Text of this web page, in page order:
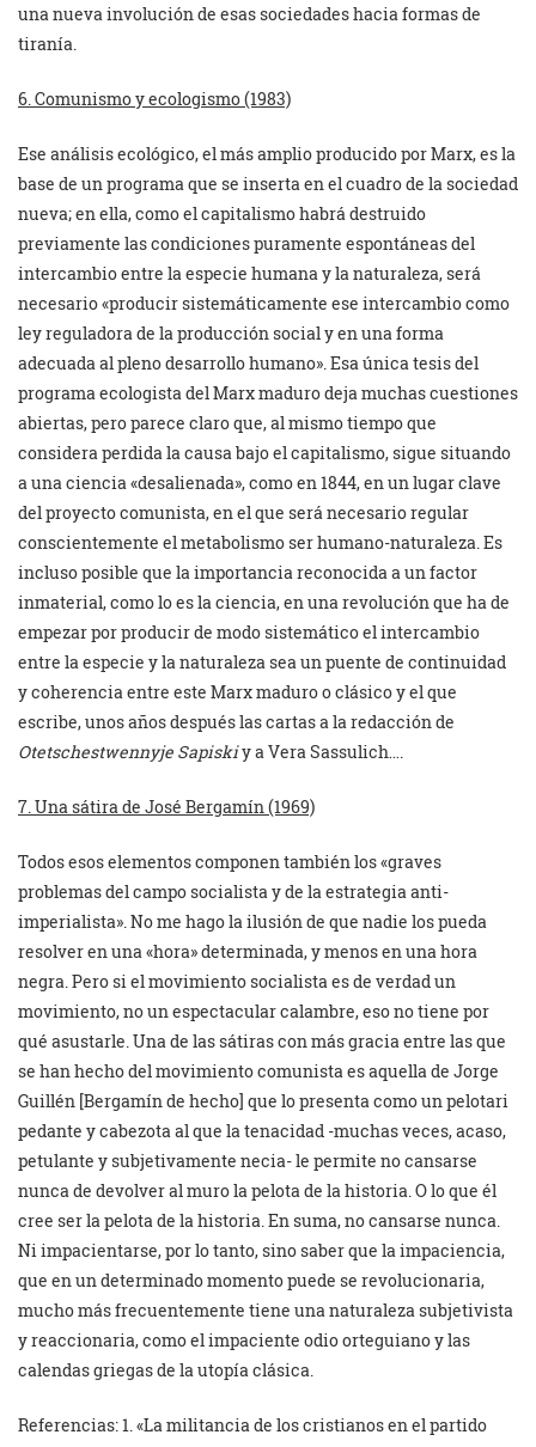
una nueva involución de esas sociedades hacia formas de
tiranía.
6. Comunismo y ecologismo (1983)
Ese análisis ecológico, el más amplio producido por Marx, es la
base de un programa que se inserta en el cuadro de la sociedad
nueva; en ella, como el capitalismo habrá destruido
previamente las condiciones puramente espontáneas del
intercambio entre la especie humana y la naturaleza, será
necesario «producir sistemáticamente ese intercambio como
ley reguladora de la producción social y en una forma
adecuada al pleno desarrollo humano». Esa única tesis del
programa ecologista del Marx maduro deja muchas cuestiones
abiertas, pero parece claro que, al mismo tiempo que
considera perdida la causa bajo el capitalismo, sigue situando
a una ciencia «desalienada», como en 1844, en un lugar clave
del proyecto comunista, en el que será necesario regular
conscientemente el metabolismo ser humano-naturaleza. Es
incluso posible que la importancia reconocida a un factor
inmaterial, como lo es la ciencia, en una revolución que ha de
empezar por producir de modo sistemático el intercambio
entre la especie y la naturaleza sea un puente de continuidad
y coherencia entre este Marx maduro o clásico y el que
escribe, unos años después las cartas a la redacción de
Otetschestwennyje Sapiskiy a Vera Sassulich….
7. Una sátira de José Bergamín (1969)
Todos esos elementos componen también los «graves
problemas del campo socialista y de la estrategia anti-
imperialista». No me hago la ilusión de que nadie los pueda
resolver en una «hora» determinada, y menos en una hora
negra. Pero si el movimiento socialista es de verdad un
movimiento, no un espectacular calambre, eso no tiene por
qué asustarle. Una de las sátiras con más gracia entre las que
se han hecho del movimiento comunista es aquella de Jorge
Guillén [Bergamín de hecho] que lo presenta como un pelotari
pedante y cabezota al que la tenacidad -muchas veces, acaso,
petulante y subjetivamente necia- le permite no cansarse
nunca de devolver al muro la pelota de la historia. O lo que él
cree ser la pelota de la historia. En suma, no cansarse nunca.
Ni impacientarse, por lo tanto, sino saber que la impaciencia,
que en un determinado momento puede se revolucionaria,
mucho más frecuentemente tiene una naturaleza subjetivista
y reaccionaria, como el impaciente odio orteguiano y las
calendas griegas de la utopía clásica.
Referencias: 1. «La militancia de los cristianos en el partido